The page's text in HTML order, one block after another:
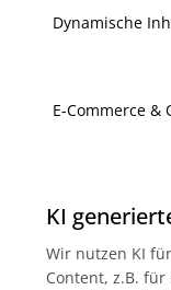
Dynamische
E-Commerce &
KI
Wir nutzen KI
Content, z.B.